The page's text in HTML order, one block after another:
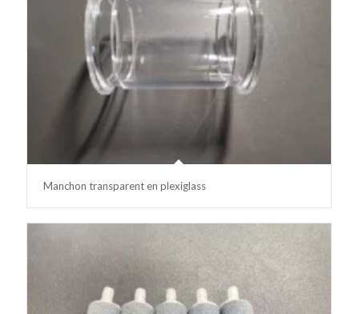
Manchon transparent en plexiglass